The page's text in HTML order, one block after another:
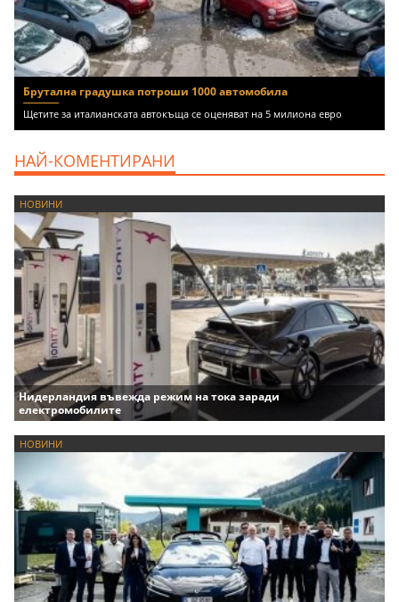
Брутална градушка потроши 1000 автомобила
Щетите за италианската автокъща се оценяват на 5 милиона евро
НАЙ-КОМЕНТИРАНИ
НОВИНИ
Нидерландия въвежда режим на тока заради
електромобилите
НОВИНИ